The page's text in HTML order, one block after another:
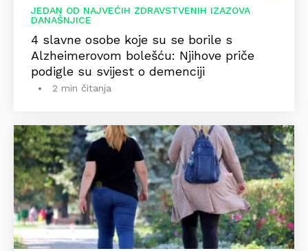
JEDAN OD NAJVEĆIH ZDRAVSTVENIH IZAZOVA
DANAŠNJICE
4 slavne osobe koje su se borile s
Alzheimerovom bolešću: Njihove priče
podigle su svijest o demenciji
2 min čitanja